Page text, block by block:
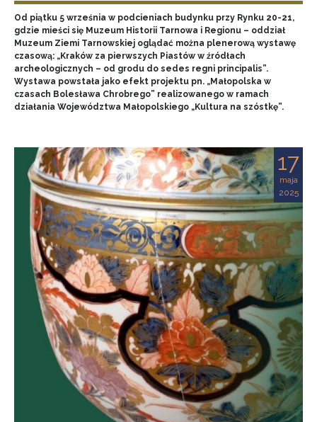
Od piątku 5 września w podcieniach budynku przy Rynku 20-21,
gdzie mieści się Muzeum Historii Tarnowa i Regionu – oddział
Muzeum Ziemi Tarnowskiej oglądać można plenerową wystawę
czasową: „Kraków za pierwszych Piastów w źródłach
archeologicznych – od grodu do sedes regni principalis”.
Wystawa powstała jako efekt projektu pn. „Małopolska w
czasach Bolesława Chrobrego” realizowanego w ramach
działania Województwa Małopolskiego „Kultura na szóstkę”.
17
maja
2025